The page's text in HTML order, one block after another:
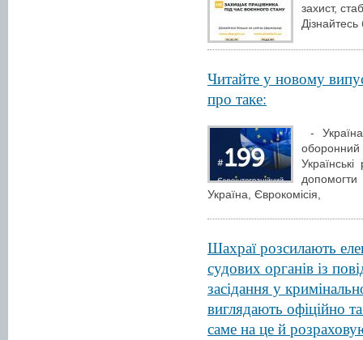
захист,
Читайте у новому
про таке:
-
Україна, Єврокомісія,
Шахраї розсилають
судових органів із
засідання у
виглядають офіційно
саме на це й